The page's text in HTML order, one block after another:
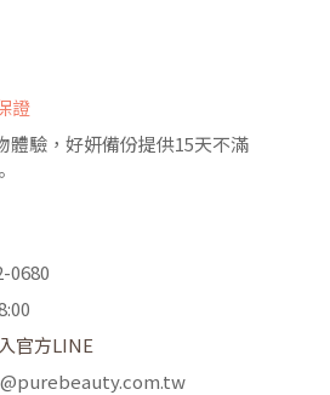
證
體驗，好妍備份提供15天不滿
0680
官方LINE